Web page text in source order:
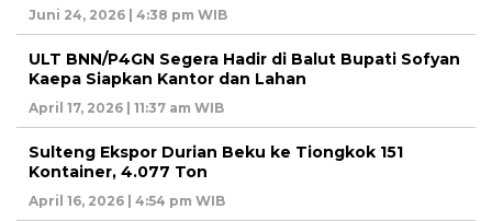
Juni 24, 2026 | 4:38 pm WIB
ULT BNN/P4GN Segera Hadir di Balut Bupati Sofyan
Kaepa Siapkan Kantor dan Lahan
April 17, 2026 | 11:37 am WIB
Sulteng Ekspor Durian Beku ke Tiongkok 151
Kontainer, 4.077 Ton
April 16, 2026 | 4:54 pm WIB